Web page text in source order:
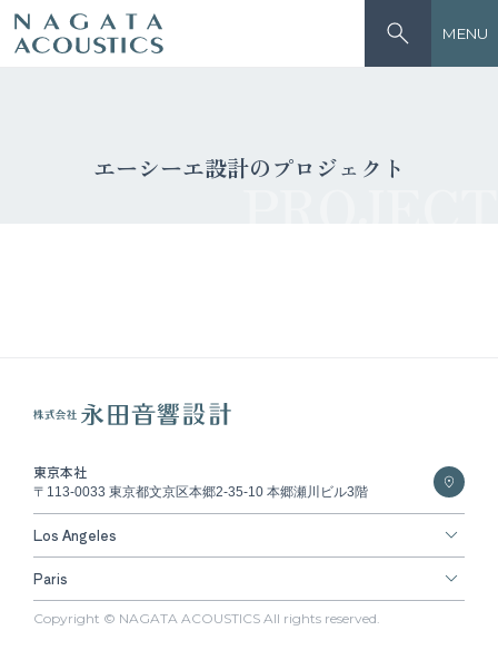
MENU
エーシーエ設計のプロジェクト
PROJECT
東京本社
〒113-0033 東京都文京区本郷2-35-10 本郷瀬川ビル3階
Los Angeles
Paris
Copyright © NAGATA ACOUSTICS All rights reserved.